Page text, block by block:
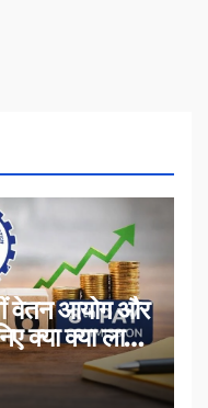
वेतन आयोग और
क्या क्या लागू